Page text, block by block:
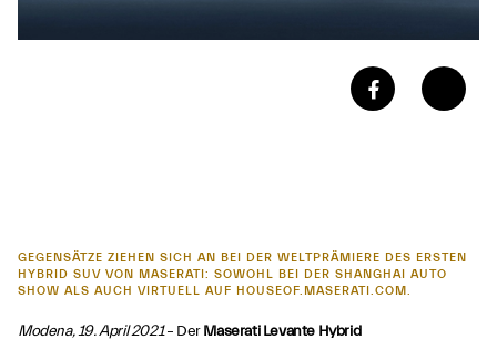
GEGENSÄTZE ZIEHEN SICH AN BEI DER WELTPRÄMIERE DES ERSTEN
HYBRID SUV VON MASERATI: SOWOHL BEI DER SHANGHAI AUTO
SHOW ALS AUCH VIRTUELL AUF HOUSEOF.MASERATI.COM.
Modena, 19. April 2021– DerMaserati Levante Hybrid